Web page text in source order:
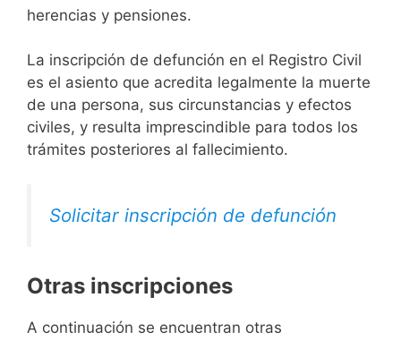
herencias y pensiones.
La inscripción de defunción en el Registro Civil
es el asiento que acredita legalmente la muerte
de una persona, sus circunstancias y efectos
civiles, y resulta imprescindible para todos los
trámites posteriores al fallecimiento.
Solicitar inscripción de defunción
Otras inscripciones
A continuación se encuentran otras